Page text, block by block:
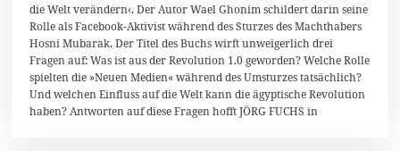
2
0
1
4
die Welt verändern‹. Der Autor Wael Ghonim schildert darin seine
Rolle als Facebook-Aktivist während des Sturzes des Machthabers
Hosni Mubarak. Der Titel des Buchs wirft unweigerlich drei
Fragen auf: Was ist aus der Revolution 1.0 geworden? Welche Rolle
spielten die »Neuen Medien« während des Umsturzes tatsächlich?
Und welchen Einfluss auf die Welt kann die ägyptische Revolution
haben? Antworten auf diese Fragen hofft JÖRG FUCHS in